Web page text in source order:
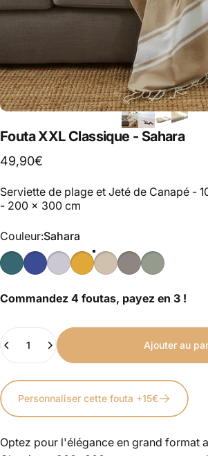
Fouta XXL Classique - Sahara
49,90€
Serviette de plage et Jeté de Canapé -
- 200 x 300 cm
Couleur
Couleur:Sahara
Commandez 4 foutas, payez en 3 !
Ajouter au
Personnaliser cette fouta +15€
Optez pour l'élégance en grand format